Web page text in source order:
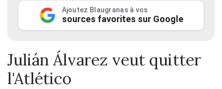
Ajoutez Blaugranas à vos
sources favorites sur Google
Julián Álvarez veut quitter
l'Atlético